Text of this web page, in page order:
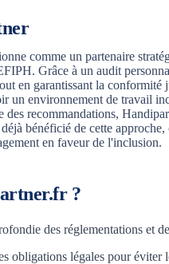
comme un partenaire
Grâce à un audit
en garantissant la
un environnement de travail
recommandations,
bénéficié de cette
en faveur de l'inclusion.
?
des réglementations et
obligations légales pour éviter